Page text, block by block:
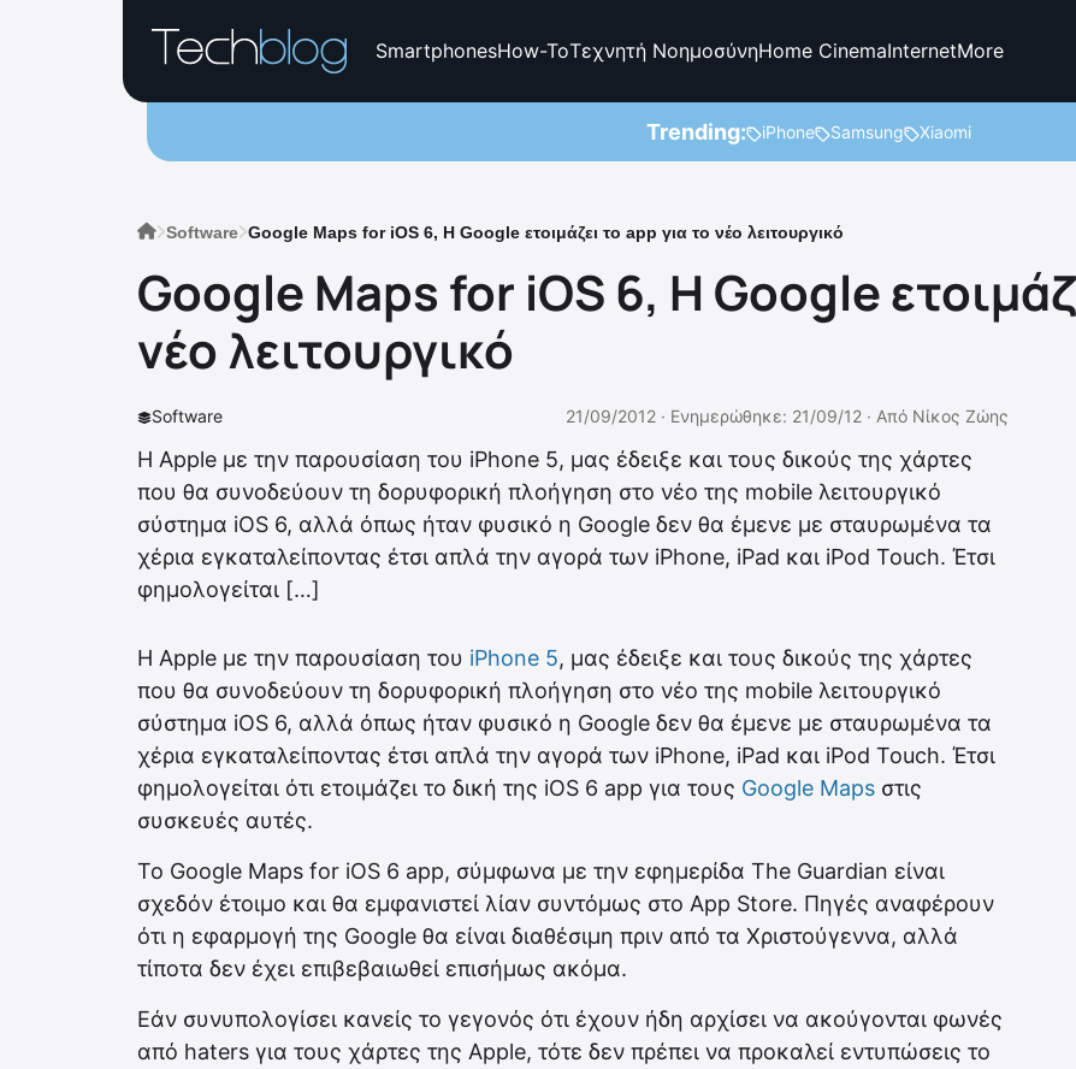
SmartphonesHow-ToΤεχνητή ΝοημοσύνηHome CinemaInternetMore
Trending: iPhone Samsung Xiaomi
Software Google Maps for iOS 6, H Google ετοιμάζει το app για το νέο λειτουργικό
Google Maps for iOS 6, H Google
νέο λειτουργικό
Software 21/09/2012 · Ενημερώθηκε: 21/09/12 · Από Νίκος Ζώης
Η Apple με την παρουσίαση του iPhone 5, μας έδειξε και τους δικούς της χάρτες
που θα συνοδεύουν τη δορυφορική πλοήγηση στο νέο της mobile λειτουργικό
σύστημα iOS 6, αλλά όπως ήταν φυσικό η Google δεν θα έμενε με σταυρωμένα τα
χέρια εγκαταλείποντας έτσι απλά την αγορά των iPhone, iPad και iPod Touch. Έτσι
φημολογείται […]
Η Apple με την παρουσίαση του iPhone 5, μας έδειξε και τους δικούς της χάρτες
που θα συνοδεύουν τη δορυφορική πλοήγηση στο νέο της mobile λειτουργικό
σύστημα iOS 6, αλλά όπως ήταν φυσικό η Google δεν θα έμενε με σταυρωμένα τα
χέρια εγκαταλείποντας έτσι απλά την αγορά των iPhone, iPad και iPod Touch. Έτσι
φημολογείται ότι ετοιμάζει τo δική της iOS 6 app για τους Google Maps στις
συσκευές αυτές.
Το Google Maps for iOS 6 app, σύμφωνα με την εφημερίδα The Guardian είναι
σχεδόν έτοιμο και θα εμφανιστεί λίαν συντόμως στο App Store. Πηγές αναφέρουν
ότι η εφαρμογή της Google θα είναι διαθέσιμη πριν από τα Χριστούγεννα, αλλά
τίποτα δεν έχει επιβεβαιωθεί επισήμως ακόμα.
Εάν συνυπολογίσει κανείς το γεγονός ότι έχουν ήδη αρχίσει να ακούγονται φωνές
από haters για τους χάρτες της Apple, τότε δεν πρέπει να προκαλεί εντυπώσεις το